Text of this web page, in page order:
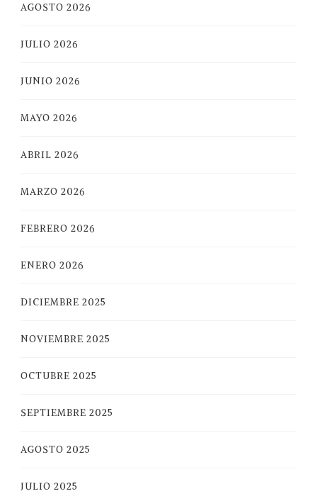
AGOSTO 2026
JULIO 2026
JUNIO 2026
MAYO 2026
ABRIL 2026
MARZO 2026
FEBRERO 2026
ENERO 2026
DICIEMBRE 2025
NOVIEMBRE 2025
OCTUBRE 2025
SEPTIEMBRE 2025
AGOSTO 2025
JULIO 2025